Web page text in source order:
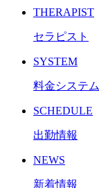
THERAPIST
セラピスト
SYSTEM
料金システム
SCHEDULE
出勤情報
NEWS
新着情報